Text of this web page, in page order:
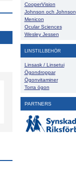
CooperVision
Johnson och Johnson
Menicon
Ocular Sciences
Wesley Jessen
LINSTILLBEHÖR
Linsask / Linsetui
Ögondroppar
Ögonvitaminer
Torra ögon
PARTNERS